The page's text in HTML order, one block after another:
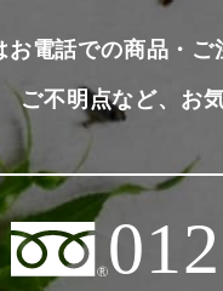
お電話での商品・ご
ご不明点など、お